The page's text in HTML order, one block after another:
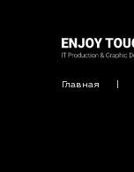
Главная